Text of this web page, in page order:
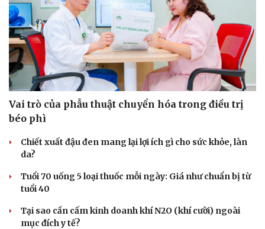
Vai trò của phẫu thuật chuyển hóa trong điều trị
béo phì
Chiết xuất đậu đen mang lại lợi ích gì cho sức khỏe, làn
da?
Tuổi 70 uống 5 loại thuốc mỗi ngày: Giá như chuẩn bị từ
tuổi 40
Tại sao cần cấm kinh doanh khí N2O (khí cười) ngoài
mục đích y tế?